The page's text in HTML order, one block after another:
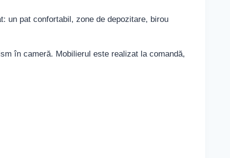
un pat confortabil, zone de depozitare, birou
în cameră. Mobilierul este realizat la comandă,